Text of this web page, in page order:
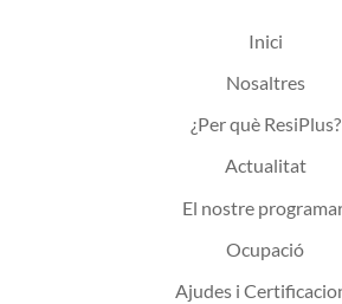
Inici
Nosaltres
¿Per què ResiPlus?
Actualitat
El nostre
Ocupació
Ajudes i